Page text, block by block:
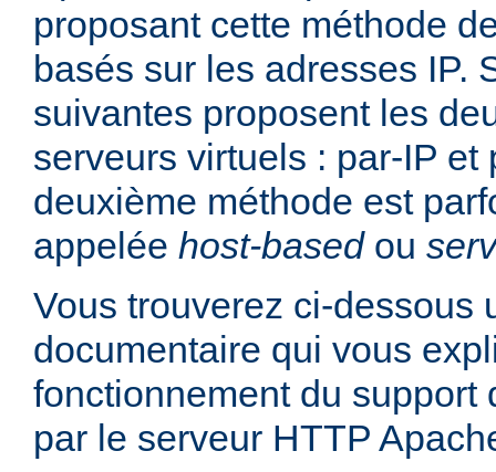
proposant cette méthode
basés sur les adresses IP.
suivantes proposent les
serveurs virtuels : par-IP et
deuxième méthode est
appelée host-basedou
Vous trouverez ci-dessous
documentaire qui vous
fonctionnement du support
par le serveur HTTP